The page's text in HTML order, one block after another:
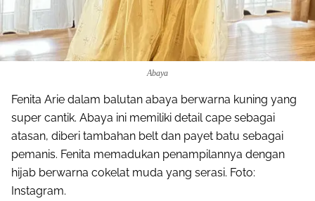
Abaya
Fenita Arie dalam balutan abaya berwarna kuning yang
super cantik. Abaya ini memiliki detail cape sebagai
atasan, diberi tambahan belt dan payet batu sebagai
pemanis. Fenita memadukan penampilannya dengan
hijab berwarna cokelat muda yang serasi. Foto:
Instagram.
Mail